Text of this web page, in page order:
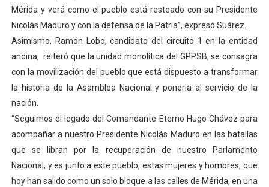
Mérida y verá como el pueblo está resteado con su Presidente
Nicolás Maduro y con la defensa de la Patria”, expresó Suárez.
Asimismo, Ramón Lobo, candidato del circuito 1 en la entidad
andina, reiteró que la unidad monolítica del GPPSB, se consagra
con la movilización del pueblo que está dispuesto a transformar
la historia de la Asamblea Nacional y ponerla al servicio de la
nación.
“Seguimos el legado del Comandante Eterno Hugo Chávez para
acompañar a nuestro Presidente Nicolás Maduro en las batallas
que se libran por la recuperación de nuestro Parlamento
Nacional, y es junto a este pueblo, estas mujeres y hombres, que
hoy han salido como un solo bloque a las calles de Mérida, en una